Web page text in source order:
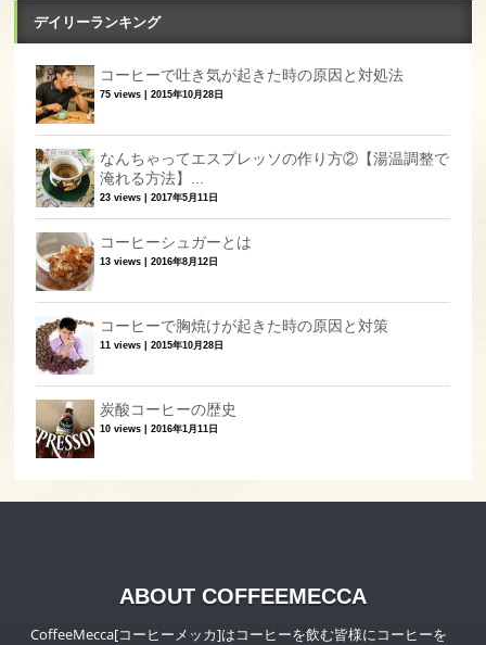
デイリーランキング
コーヒーで吐き気が起きた時の原因と対処法
75 views |2015年10月28日
なんちゃってエスプレッソの作り方②【湯温調整で
淹れる方法】...
23 views |2017年5月11日
コーヒーシュガーとは
13 views |2016年8月12日
コーヒーで胸焼けが起きた時の原因と対策
11 views |2015年10月28日
炭酸コーヒーの歴史
10 views |2016年1月11日
ABOUT COFFEEMECCA
CoffeeMecca[コーヒーメッカ]はコーヒーを飲む皆様にコーヒーを